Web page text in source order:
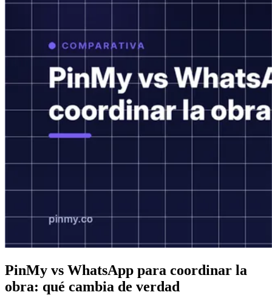
PinMy vs WhatsApp para coordinar la
obra: qué cambia de verdad